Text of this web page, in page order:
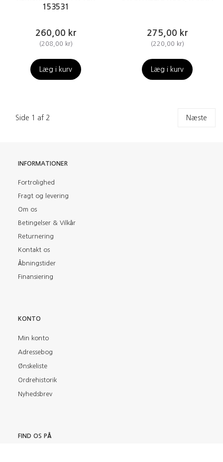
153531
260,00 kr
(208,00 kr)
Læg i kurv
275,00 kr
(220,00 kr)
Læg i kurv
Side 1 af 2 Næste
INFORMATIONER
Fortrolighed
Fragt og levering
Om os
Betingelser & Vilkår
Returnering
Kontakt os
Åbningstider
Finansiering
KONTO
Min konto
Adressebog
Ønskeliste
Ordrehistorik
Nyhedsbrev
FIND OS PÅ